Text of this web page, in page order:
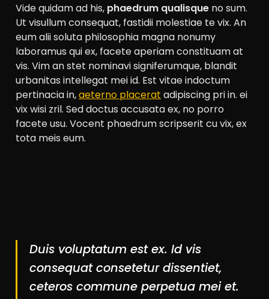
Vide quidam ad his, phaedrum qualisque no sum.
Ut visullum consequat, fastidii molestiae te vix. An
eum alii soluta philosophia magna nonumy
laboramus qui ex, facete aperiam constituam at
vis. Vim an stet nominavi signiferumque, blandit
urbanitas intellegat mei id. Est vitae indoctum
pertinacia in,aeterno placerat adipiscing pri in. ei
vix wisi zril. Sed doctus accusata ex, no porro
facete usu. Vocent phaedrum scripserit cu vix, ex
tota meis eum.
Duis voluptatum est ex. Id vis
consequat consetetur dissentiet,
ceteros commune perpetua mei et.